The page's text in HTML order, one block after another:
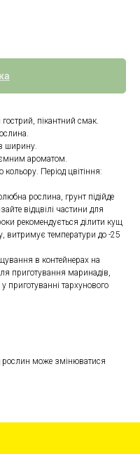
пікантний смак.
ширину.
ароматом.
кольору. Період цвітіння:
рослина, грунт підійде
відцвілі частини для
рекомендується ділити кущ
витримує температури до -25
в контейнерах на
приготування маринадів,
приготуванні тархунового
рослин може змінюватися